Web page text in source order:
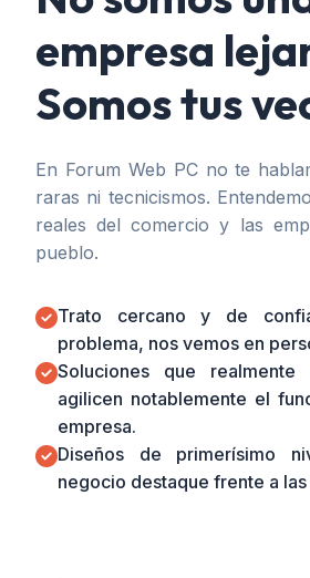
empresa
Somos tus
En Forum Web PC no te
raras ni tecnicismos.
reales del comercio y las
pueblo.
Trato cercano y de
problema, nos vemos en
Soluciones que
agilicen notablemente el
empresa.
Diseños de primerísimo
negocio destaque frente a